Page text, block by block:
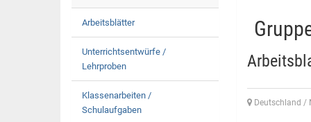
Arbeitsblätter
Unterrichtsentwürfe /
Lehrproben
Klassenarbeiten /
Schulaufgaben
Deutschland /